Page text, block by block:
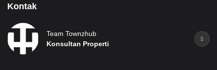
Kontak
Team Townzhub
Konsultan Properti